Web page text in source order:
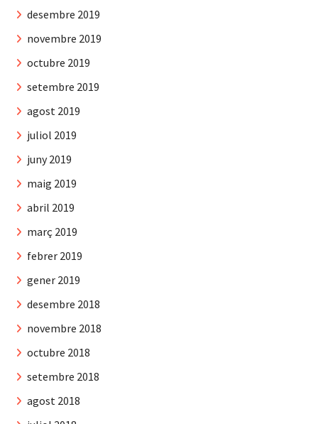
desembre 2019
novembre 2019
octubre 2019
setembre 2019
agost 2019
juliol 2019
juny 2019
maig 2019
abril 2019
març 2019
febrer 2019
gener 2019
desembre 2018
novembre 2018
octubre 2018
setembre 2018
agost 2018